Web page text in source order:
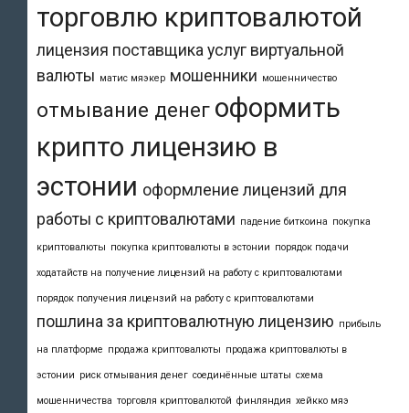
торговлю криптовалютой
лицензия поставщика услуг виртуальной
валюты матис мяэкер мошенники мошенничество
отмывание денег оформить
крипто лицензию в
эстонии оформление лицензий для
работы с криптовалютами падение биткоина покупка
криптовалюты покупка криптовалюты в эстонии порядок подачи
ходатайств на получение лицензий на работу с криптовалютами
порядок получения лицензий на работу с криптовалютами
пошлина за криптовалютную лицензию прибыль
на платформе продажа криптовалюты продажа криптовалюты в
эстонии риск отмывания денег соединённые штаты схема
мошенничества торговля криптовалютой финляндия хейкко мяэ